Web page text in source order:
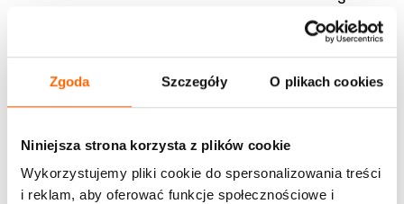
Zgoda Szczegóły O plikach cookies
Niniejsza strona korzysta z plików cookie
Wykorzystujemy pliki cookie do spersonalizowania treści
i reklam, aby oferować funkcje społecznościowe i
i
ę
y
p
j